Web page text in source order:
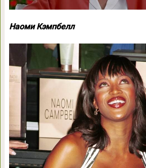
Наоми Кэмпбелл